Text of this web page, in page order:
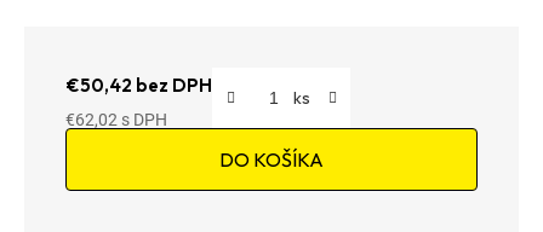
€50,42 bez DPH
€62,02
DO KOŠÍKA